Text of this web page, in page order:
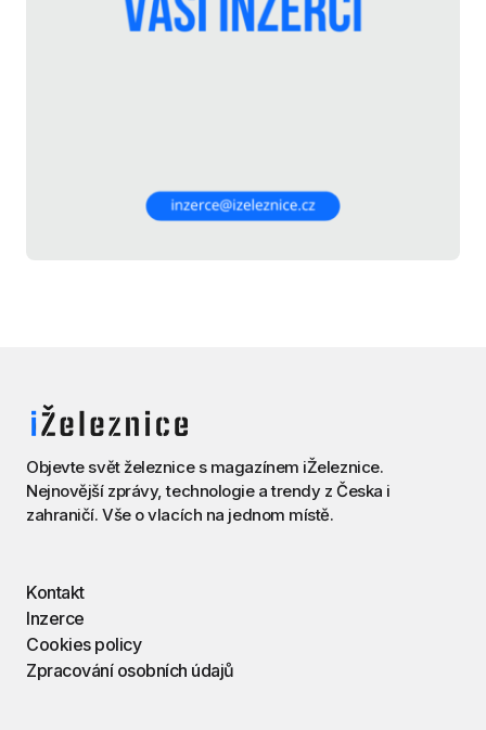
Objevte svět železnice s magazínem iŽeleznice.
Nejnovější zprávy, technologie a trendy z Česka i
zahraničí. Vše o vlacích na jednom místě.
Kontakt
Inzerce
Cookies policy
Zpracování osobních údajů